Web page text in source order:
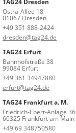
TAG24 Dresden
Ostra-Allee 18
01067 Dresden
+49 351 888-2424
dresden@tag24.de
TAG24 Erfurt
Bahnhofstraße 38
99084 Erfurt
+49 361 34947880
erfurt@tag24.de
TAG24 Frankfurt a. M.
Friedrich-Ebert-Anlage 36
60325 Frankfurt am Main
+49 69 348750580